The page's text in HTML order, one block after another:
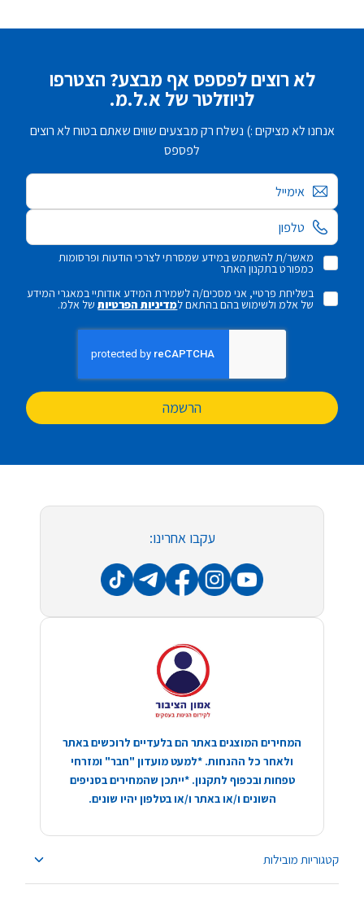
לא רוצים לפספס אף מבצע? הצטרפו
לניוזלטר של א.ל.מ.
אנחנו לא מציקים :) נשלח רק מבצעים שווים שאתם בטוח לא רוצים
לפספס
אימייל
מאשר/ת להשתמש במידע שמסרתי לצרכי הודעות ופרסומות
כמפורט בתקנון האתר
בשליחת פרטיי, אני מסכים/ה לשמירת המידע אודותיי במאגרי המידע
של אלמ ולשימוש בהם בהתאם למדיניות הפרטיותשל אלמ.
הרשמה
קטגוריות מובילות
עקבו אחרינו:
המחירים המוצגים באתר הם בלעדיים לרוכשים באתר
ולאחר כל ההנחות. *למעט מועדון "חבר" ומזרחי
טפחות ובכפוף לתקנון. *ייתכן שהמחירים בסניפים
השונים ו/או באתר ו/או בטלפון יהיו שונים.